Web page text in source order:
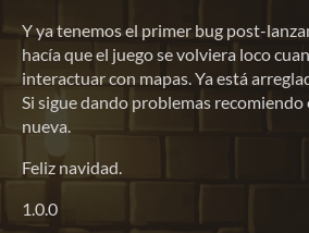
Y ya tenemos el primer bug post-
hacía que el juego se volviera loco
interactuar con mapas. Ya está
Si sigue dando problemas
nueva.
Feliz navidad.
1.0.0